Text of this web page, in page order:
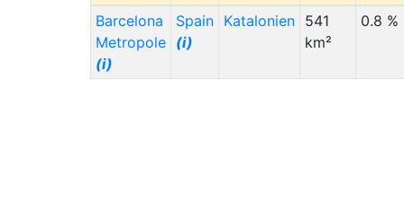
Barcelona
Metropole
(i)
Spain
(i)
Katalonien
541
km²
0.8 %